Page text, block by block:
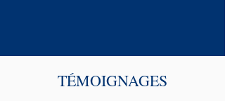
TÉMOIGNAGES